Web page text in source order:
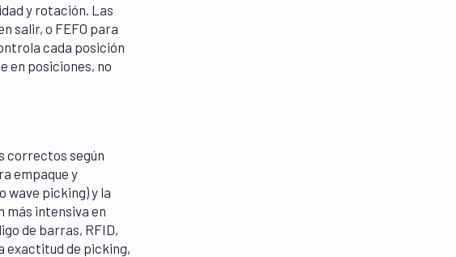
y rotación. Las
salir, o FEFO para
cada posición
en posiciones, no
correctos según
empaque y
wave picking) y la
más intensiva en
de barras, RFID,
exactitud de picking,